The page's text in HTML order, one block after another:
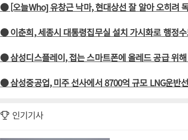
● [오늘Who] 유창근 낙마, 현대상선 잘 알아 오히려
● 이춘희, 세종시 대통령집무실 설치 가시화로 행정
● 삼성디스플레이, 접는 스마트폰에 올레드 공급 위
● 삼성중공업, 미주 선사에서 8700억 규모 LNG운반
인기기사